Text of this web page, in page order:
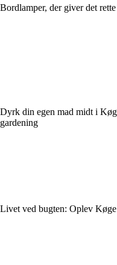
Bordlamper, der giver det
Dyrk din egen mad midt i
gardening
Livet ved bugten: Oplev